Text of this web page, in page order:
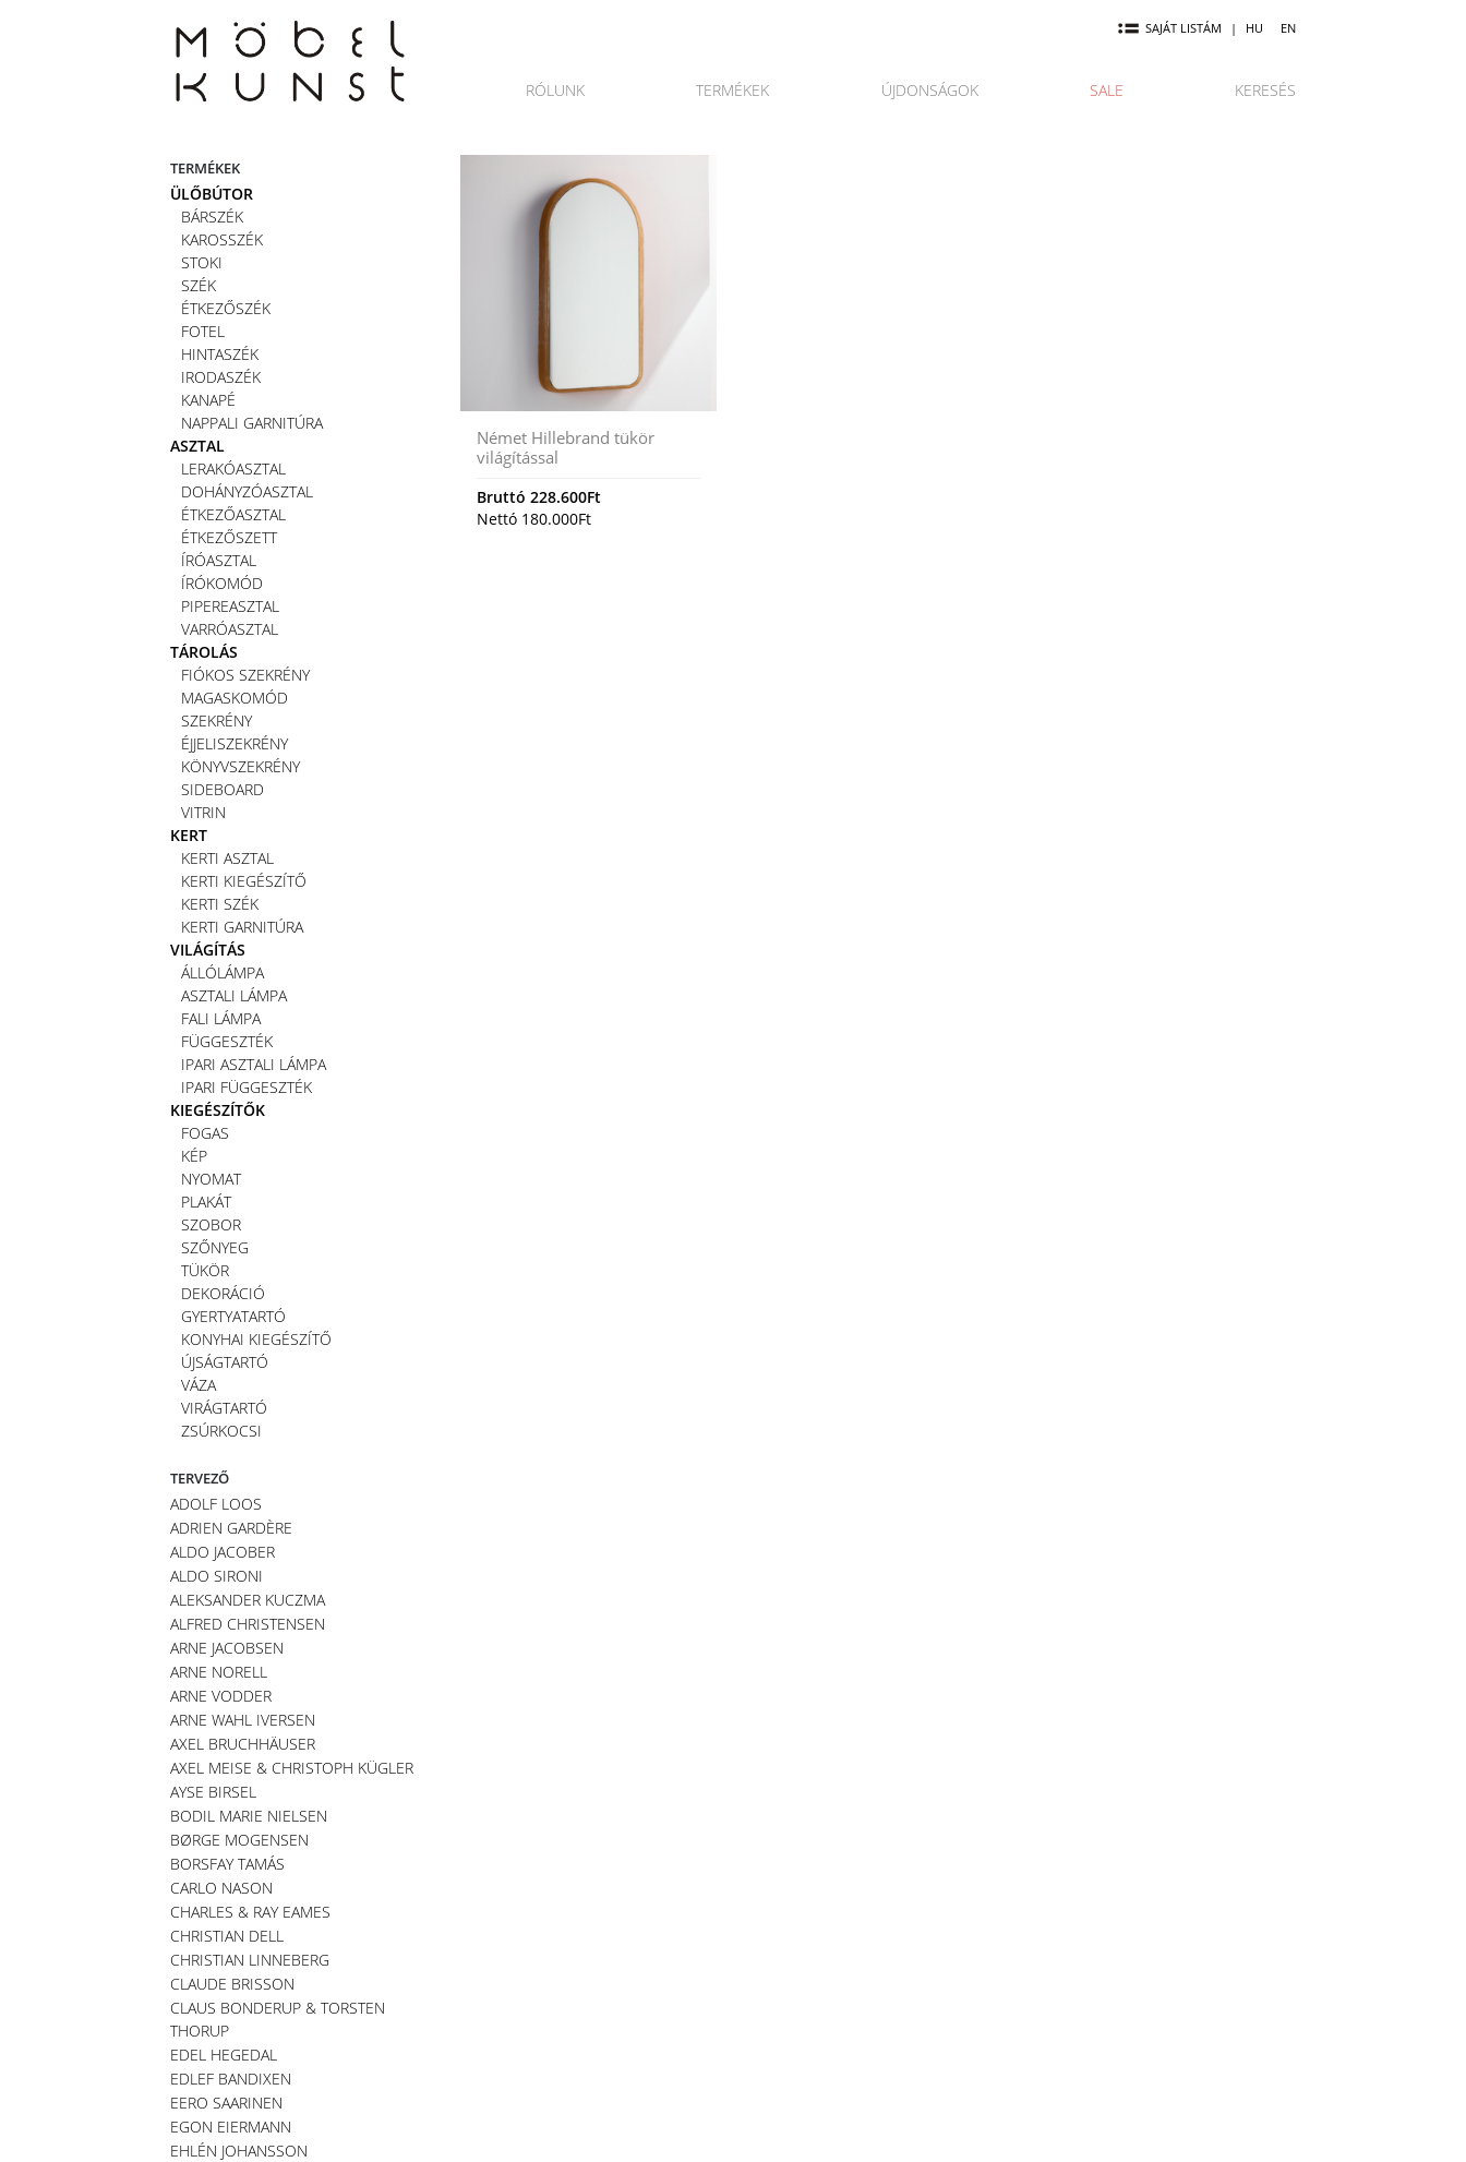
SAJÁT LISTÁM | HU EN
RÓLUNK TERMÉKEK ÚJDONSÁGOK SALE KERESÉS
TERMÉKEK
ÜLŐBÚTOR
BÁRSZÉK
KAROSSZÉK
STOKI
SZÉK
ÉTKEZŐSZÉK
FOTEL
HINTASZÉK
IRODASZÉK
KANAPÉ
NAPPALI GARNITÚRA
ASZTAL
LERAKÓASZTAL
DOHÁNYZÓASZTAL
ÉTKEZŐASZTAL
ÉTKEZŐSZETT
ÍRÓASZTAL
ÍRÓKOMÓD
PIPEREASZTAL
VARRÓASZTAL
TÁROLÁS
FIÓKOS SZEKRÉNY
MAGASKOMÓD
SZEKRÉNY
ÉJJELISZEKRÉNY
KÖNYVSZEKRÉNY
SIDEBOARD
VITRIN
KERT
KERTI ASZTAL
KERTI KIEGÉSZÍTŐ
KERTI SZÉK
KERTI GARNITÚRA
VILÁGÍTÁS
ÁLLÓLÁMPA
ASZTALI LÁMPA
FALI LÁMPA
FÜGGESZTÉK
IPARI ASZTALI LÁMPA
IPARI FÜGGESZTÉK
KIEGÉSZÍTŐK
FOGAS
KÉP
NYOMAT
PLAKÁT
SZOBOR
SZŐNYEG
TÜKÖR
DEKORÁCIÓ
GYERTYATARTÓ
KONYHAI KIEGÉSZÍTŐ
ÚJSÁGTARTÓ
VÁZA
VIRÁGTARTÓ
ZSÚRKOCSI
TERVEZŐ
ADOLF LOOS
ADRIEN GARDÈRE
ALDO JACOBER
ALDO SIRONI
ALEKSANDER KUCZMA
ALFRED CHRISTENSEN
ARNE JACOBSEN
ARNE NORELL
ARNE VODDER
ARNE WAHL IVERSEN
AXEL BRUCHHÄUSER
AXEL MEISE & CHRISTOPH KÜGLER
AYSE BIRSEL
BODIL MARIE NIELSEN
BØRGE MOGENSEN
BORSFAY TAMÁS
CARLO NASON
CHARLES & RAY EAMES
CHRISTIAN DELL
CHRISTIAN LINNEBERG
CLAUDE BRISSON
CLAUS BONDERUP & TORSTEN
THORUP
EDEL HEGEDAL
EDLEF BANDIXEN
EERO SAARINEN
EGON EIERMANN
EHLÉN JOHANSSON
Német Hillebrand tükör
világítással
Bruttó 228.600Ft
Nettó 180.000Ft